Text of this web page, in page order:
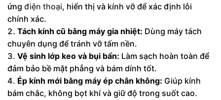
ứng điện thoại, hiển thị và kính vỡ để xác định lỗi
chính xác.
Tách kính cũ bằng máy gia nhiệt: Dùng máy tách
chuyên dụng để tránh vỡ tấm nền.
Vệ sinh lớp keo và bụi bẩn: Làm sạch hoàn toàn để
đảm bảo bề mặt phẳng và bám dính tốt.
Ép kính mới bằng máy ép chân không: Giúp kính
bám chắc, không bọt khí và giữ độ trong suốt cao.